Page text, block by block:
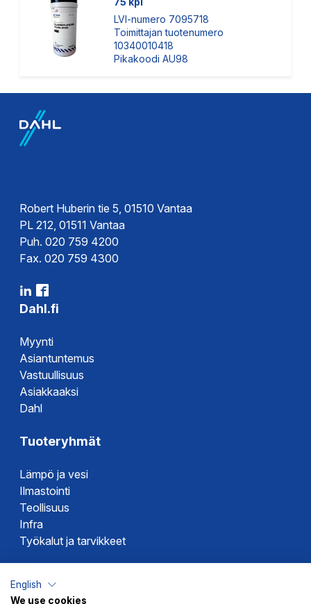
LVI-numero 7095718
Toimittajan tuotenumero
10340010418
Pikakoodi AU98
Robert Huberin tie 5, 01510 Vantaa
PL 212, 01511 Vantaa
Puh. 020 759 4200
Fax. 020 759 4300
Dahl.fi
Myynti
Asiantuntemus
Vastuullisuus
Asiakkaaksi
Dahl
Tuoteryhmät
Lämpö ja vesi
Ilmastointi
Teollisuus
Infra
Työkalut ja tarvikkeet
English
We use cookies